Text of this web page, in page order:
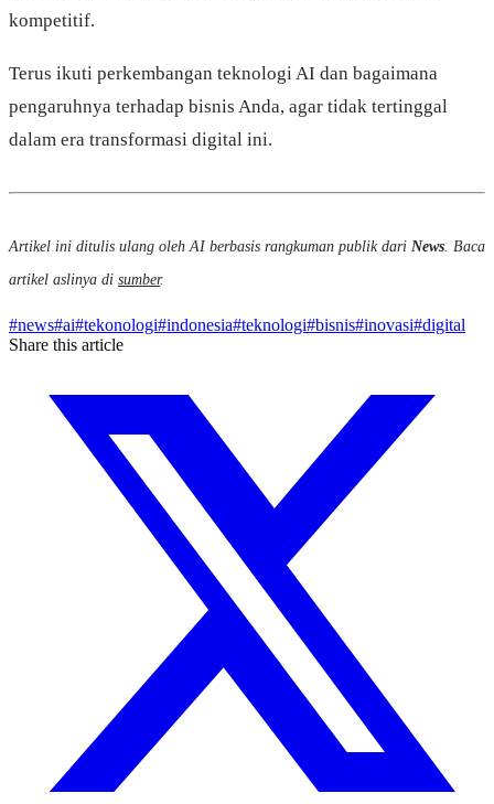
kompetitif.
Terus ikuti perkembangan teknologi AI dan bagaimana
pengaruhnya terhadap bisnis Anda, agar tidak tertinggal
dalam era transformasi digital ini.
Artikel ini ditulis ulang oleh AI berbasis rangkuman publik dari News . Baca
artikel aslinya di sumber.
#news#ai#tekonologi#indonesia#teknologi#bisnis#inovasi#digital
Share this article